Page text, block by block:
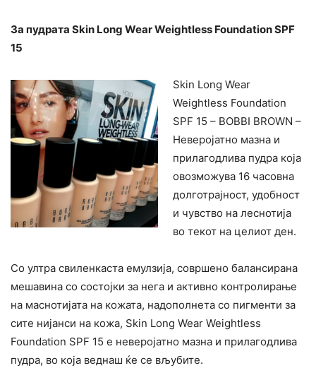
За пудрата Skin Long Wear Weightless Foundation SPF
15
Skin Long Wear
Weightless Foundation
SPF 15 – BOBBI BROWN –
Неверојатно мазна и
прилагодлива пудра која
овозможува 16 часовна
долготрајност, удобност
и чувство на леснотија
во текот на целиот ден.
Со ултра свиленкаста емулзија, совршено балансирана
мешавина со состојки за нега и активно контролирање
на маснотијата на кожата, надополнета со пигменти за
сите нијанси на кожа, Skin Long Wear Weightless
Foundation SPF 15 е неверојатно мазна и прилагодлива
пудра, во која веднаш ќе се вљубите.